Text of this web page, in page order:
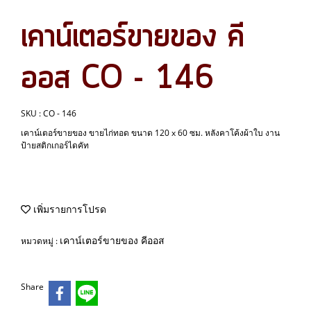
เคาน์เตอร์ขายของ คี
ออส CO - 146
SKU : CO - 146
เคาน์เตอร์ขายของ ขายไก่ทอด ขนาด 120 x 60 ซม. หลังคาโค้งผ้าใบ งาน
ป้ายสติกเกอร์ไดคัท
เพิ่มรายการโปรด
หมวดหมู่ : เคาน์เตอร์ขายของ คีออส
Share